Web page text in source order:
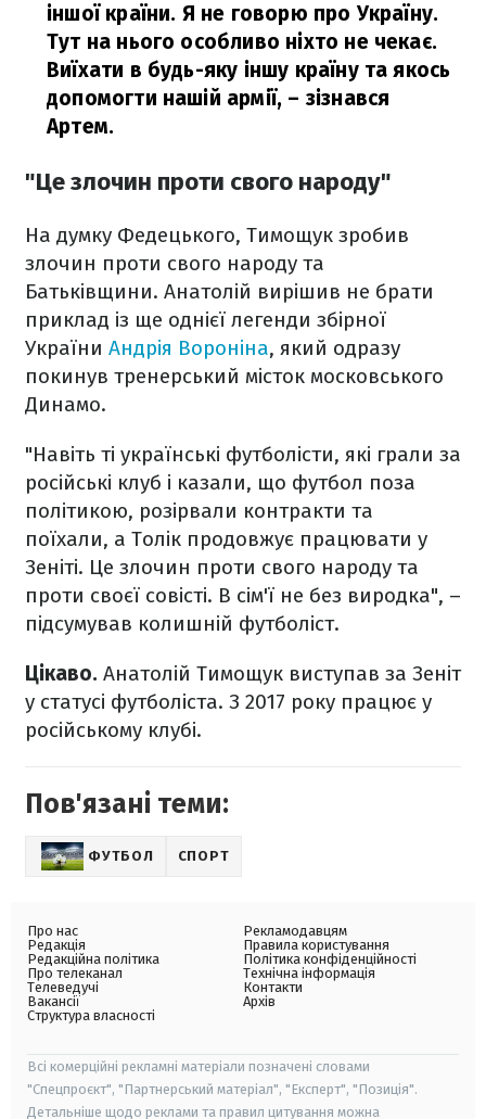
іншої країни. Я не говорю про Україну.
Тут на нього особливо ніхто не чекає.
Виїхати в будь-яку іншу країну та якось
допомогти нашій армії, – зізнався
Артем.
"Це злочин проти свого народу"
На думку Федецького, Тимощук зробив
злочин проти свого народу та
Батьківщини. Анатолій вирішив не брати
приклад із ще однієї легенди збірної
України Андрія Вороніна, який одразу
покинув тренерський місток московського
Динамо.
"Навіть ті українські футболісти, які грали за
російські клуб і казали, що футбол поза
політикою, розірвали контракти та
поїхали, а Толік продовжує працювати у
Зеніті. Це злочин проти свого народу та
проти своєї совісті. В сім'ї не без виродка", –
підсумував колишній футболіст.
Цікаво. Анатолій Тимощук виступав за Зеніт
у статусі футболіста. З 2017 року працює у
російському клубі.
Пов'язані теми:
ФУТБОЛ СПОРТ
Про нас
Редакція
Редакційна політика
Про телеканал
Телеведучі
Вакансії
Структура власності
Рекламодавцям
Правила користування
Політика конфіденційності
Технічна інформація
Контакти
Архів
Всі комерційні рекламні матеріали позначені словами
"Спецпроєкт", "Партнерський матеріал", "Експерт", "Позиція".
Детальніше щодо реклами та правил цитування можна